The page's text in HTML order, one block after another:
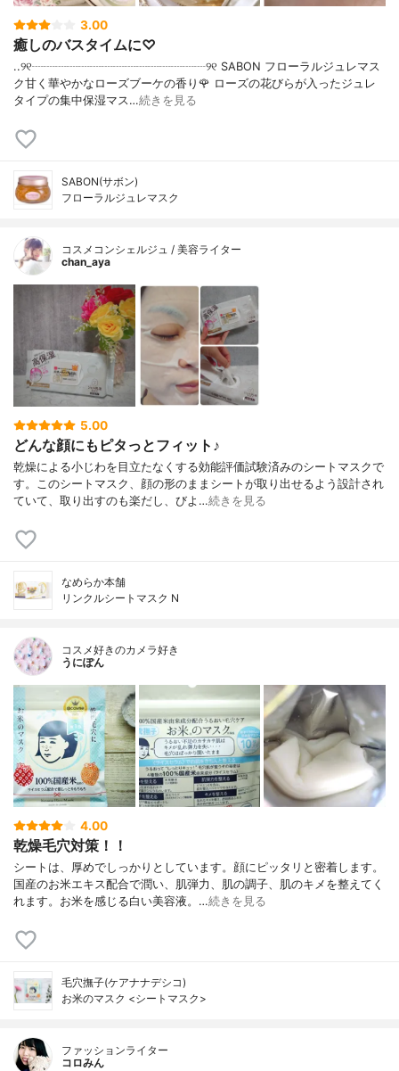
3.00
癒しのバスタイムに♡
..୨୧┈┈┈┈┈┈┈┈┈┈┈┈┈┈┈୨୧ SABON フローラルジュレマス
ク甘く華やかなローズブーケの香り🌹 ローズの花びらが入ったジュレ
タイプの集中保湿マス…続きを見る
SABON(サボン)
フローラルジュレマスク
コスメコンシェルジュ / 美容ライター
chan_aya
5.00
どんな顔にもピタっとフィット♪
乾燥による小じわを目立たなくする効能評価試験済みのシートマスクで
す。このシートマスク、顔の形のままシートが取り出せるよう設計され
ていて、取り出すのも楽だし、びよ…続きを見る
なめらか本舗
リンクルシートマスク N
コスメ好きのカメラ好き
うにぽん
4.00
乾燥毛穴対策！！
シートは、厚めでしっかりとしています。顔にピッタリと密着します。
国産のお米エキス配合で潤い、肌弾力、肌の調子、肌のキメを整えてく
れます。お米を感じる白い美容液。…続きを見る
毛穴撫子(ケアナナデシコ)
お米のマスク <シートマスク>
ファッションライター
コロみん